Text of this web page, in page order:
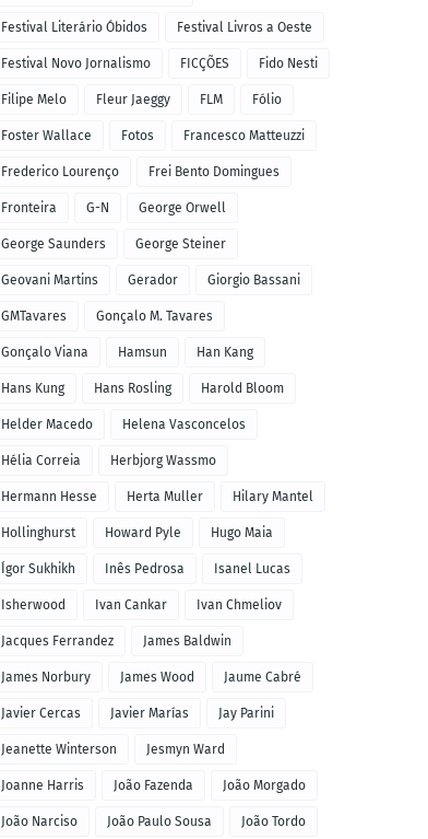
Festival Literário Óbidos Festival Livros a Oeste
Festival Novo Jornalismo FICÇÕES Fido Nesti
Filipe Melo Fleur Jaeggy FLM Fólio
Foster Wallace Fotos Francesco Matteuzzi
Frederico Lourenço Frei Bento Domingues
Fronteira G-N George Orwell
George Saunders George Steiner
Geovani Martins Gerador Giorgio Bassani
GMTavares Gonçalo M. Tavares
Gonçalo Viana Hamsun Han Kang
Hans Kung Hans Rosling Harold Bloom
Helder Macedo Helena Vasconcelos
Hélia Correia Herbjorg Wassmo
Hermann Hesse Herta Muller Hilary Mantel
Hollinghurst Howard Pyle Hugo Maia
Ígor Sukhikh Inês Pedrosa Isanel Lucas
Isherwood Ivan Cankar Ivan Chmeliov
Jacques Ferrandez James Baldwin
James Norbury James Wood Jaume Cabré
Javier Cercas Javier Marías Jay Parini
Jeanette Winterson Jesmyn Ward
Joanne Harris João Fazenda João Morgado
João Narciso João Paulo Sousa João Tordo